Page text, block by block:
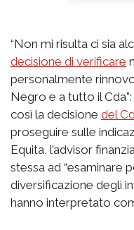
“Non mi risulta ci sia
decisione di verificare
personalmente
Negro e a tutto il
così la decisione del
proseguire sulle
Equita, l’advisor
stessa ad “esaminare
diversificazione degli
hanno interpretato